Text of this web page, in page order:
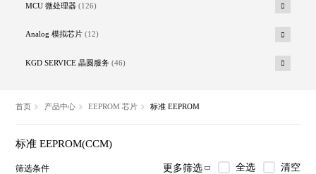
MCU 微处理器 (126)
Analog 模拟芯片 (12)
KGD SERVICE 晶圆服务 (46)
首页 产品中心 EEPROM 芯片 标准 EEPROM
标准 EEPROM(CCM)
筛选条件 更多筛选 全选 清空